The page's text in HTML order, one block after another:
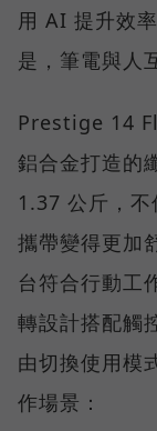
用 AI 提升效
是，筆電與人
Prestige 14
鋁合金打造的
1.37 公斤，
攜帶變得更加
台符合行動工
轉設計搭配觸
由切換使用模
作場景：